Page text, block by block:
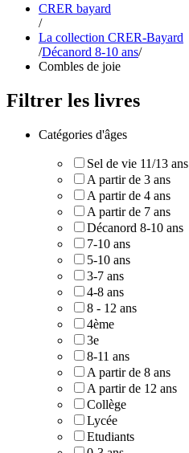
CRER bayard
/
La collection CRER-Bayard
/Décanord 8-10 ans/
Combles de joie
Filtrer les livres
Catégories d'âges
Sel de vie 11/13 ans
A partir de 3 ans
A partir de 4 ans
A partir de 7 ans
Décanord 8-10 ans
7-10 ans
5-10 ans
3-7 ans
4-8 ans
8 - 12 ans
4ème
3e
8-11 ans
A partir de 8 ans
A partir de 12 ans
Collège
Lycée
Etudiants